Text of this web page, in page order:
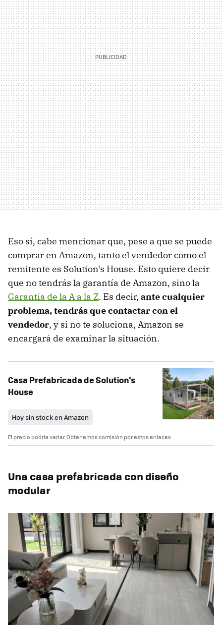
Eso sí, cabe mencionar que, pese a que se puede
comprar en Amazon, tanto el vendedor como el
remitente es Solution's House. Esto quiere decir
que no tendrás la garantía de Amazon, sino la
Garantía de la A a la Z. Es decir, ante cualquier
problema, tendrás que contactar con el
vendedor, y si no te soluciona, Amazon se
encargará de examinar la situación.
Casa Prefabricada de Solution's
House
Hoy sin stock en Amazon
El precio podría variar. Obtenemos comisión por estos enlaces
Una casa prefabricada con diseño
modular